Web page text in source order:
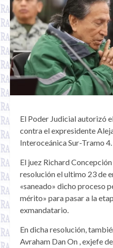
El Poder Judicial autorizó
contra el expresidente
Interoceánica Sur-Tramo 4.
El juez Richard
resolución el ultimo 23 de
«saneado» dicho proceso
mérito» para pasar a la
exmandatario.
En dicha resolución,
Avraham Dan On , exjefe